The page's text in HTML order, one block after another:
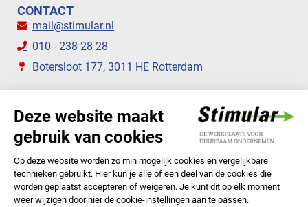
CONTACT
mail@stimular.nl
010 - 238 28 28
Botersloot 177, 3011 HE Rotterdam
STIMULAR NIEUWSBRIEVEN
ABONNEER NU